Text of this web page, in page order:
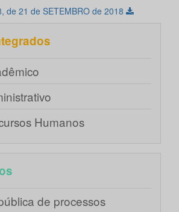
de 21 de SETEMBRO de 2018
Humanos
de processos